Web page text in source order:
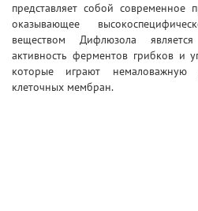
представляет собой современное
оказывающее
веществом Дифлюзола
активность ферментов грибков и
которые играют
клеточных мембран.